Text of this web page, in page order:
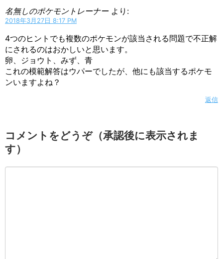
名無しのポケモントレーナー より:
2018年3月27日 8:17 PM
4つのヒントでも複数のポケモンが該当される問題で不正解
にされるのはおかしいと思います。
卵、ジョウト、みず、青
これの模範解答はウパーでしたが、他にも該当するポケモ
ンいますよね？
返信
コメントをどうぞ（承認後に表示されま
す）